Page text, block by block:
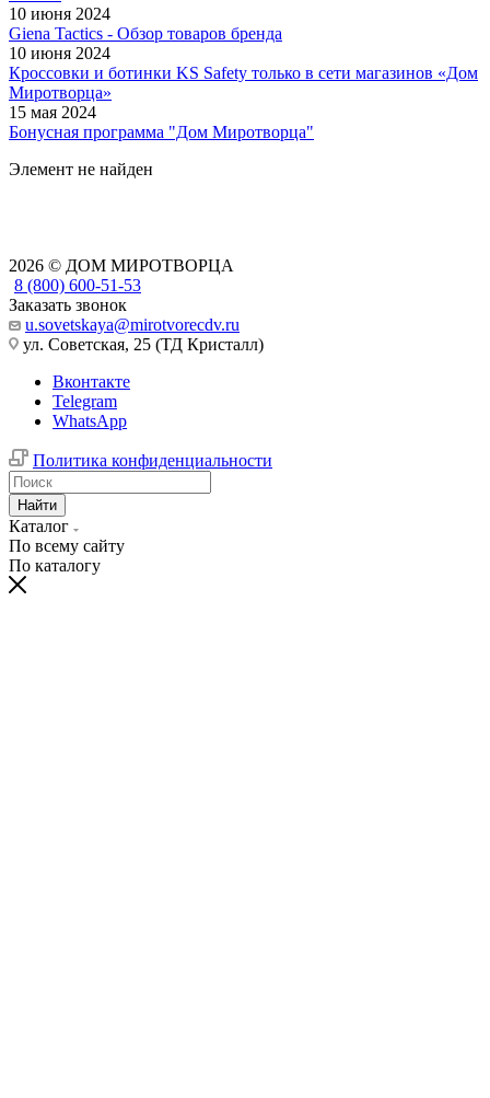
10 июня 2024
Giena Tactics - Обзор товаров бренда
10 июня 2024
Кроссовки и ботинки KS Safety только в сети магазинов «Дом
Миротворца»
15 мая 2024
Бонусная программа "Дом Миротворца"
Элемент не найден
2026 © ДОМ МИРОТВОРЦА
8 (800) 600-51-53
Заказать звонок
u.sovetskaya@mirotvorecdv.ru
ул. Советская, 25 (ТД Кристалл)
Вконтакте
Telegram
WhatsApp
Политика конфиденциальности
Найти
Каталог
По всему сайту
По каталогу